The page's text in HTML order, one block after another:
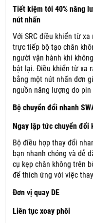
Tiết kiệm tới 40% năng
nút nhấn
Với SRC điều khiển từ
trực tiếp bộ tạo chân
người vận hành khi
bật lại. Điều khiển từ xa
bằng một nút nhấn đơn
nguồn năng lượng do
Bộ chuyển đổi nhanh
Ngay lập tức chuyển đổi
Bộ điều hợp thay đổi
bạn nhanh chóng và dễ
cụ kẹp chân không trên
để thích ứng với việc
Đơn vị quay DE
Liên tục xoay phôi